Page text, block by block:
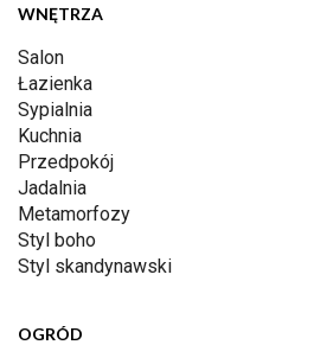
WNĘTRZA
Salon
Łazienka
Sypialnia
Kuchnia
Przedpokój
Jadalnia
Metamorfozy
Styl boho
Styl skandynawski
OGRÓD